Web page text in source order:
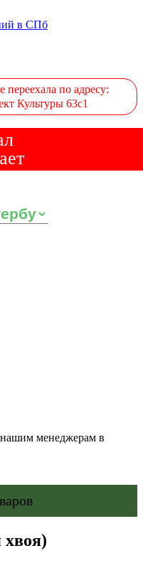
в СПб
переехала по адресу:
Культуры 63с1
менеджерам в
хвоя)